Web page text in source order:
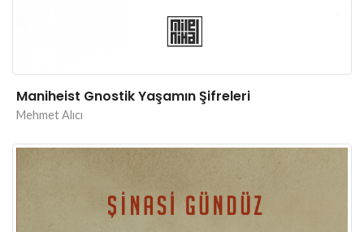
Maniheist Gnostik Yaşamın Şifreleri
Mehmet Alıcı